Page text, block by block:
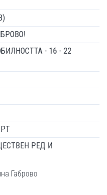
- 16 - 22
РЕД И
Габрово